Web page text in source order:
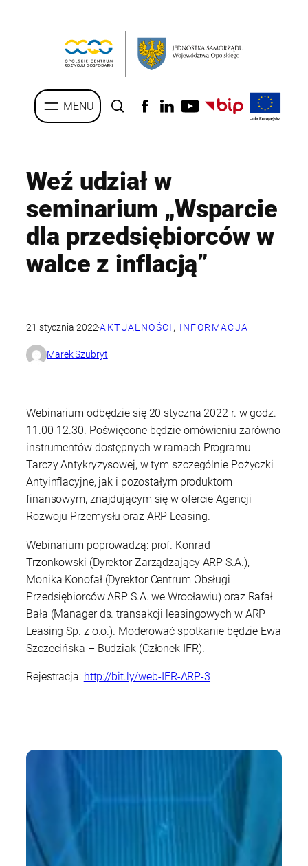
Weź udział w
seminarium „Wsparcie
dla przedsiębiorców w
walce z inflacją”
21 stycznia 2022·AKTUALNOŚCI , INFORMACJA
Marek Szubryt
Webinarium odbędzie się 20 styczna 2022 r. w godz.
11.00-12.30. Poświęcone będzie omówieniu zarówno
instrumentów dostępnych w ramach Programu
Tarczy Antykryzysowej, w tym szczególnie Pożyczki
Antyinflacyjne, jak i pozostałym produktom
finansowym, znajdującym się w ofercie Agencji
Rozwoju Przemysłu oraz ARP Leasing.
Webinarium poprowadzą: prof. Konrad
Trzonkowski (Dyrektor Zarządzający ARP S.A.),
Monika Konofał(Dyrektor Centrum Obsługi
Przedsiębiorców ARP S.A. we Wrocławiu) oraz Rafał
Bała (Manager ds. transakcji leasingowych w ARP
Leasing Sp. z o.o.). Moderować spotkanie będzie Ewa
Szczecińska – Budziak(Członek IFR).
Rejestracja: http://bit.ly/web-IFR-ARP-3